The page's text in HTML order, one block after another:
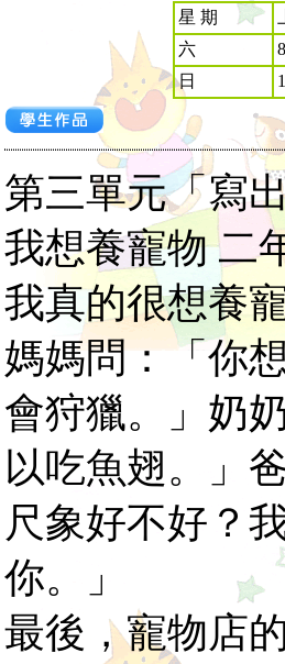
星 期
六
日
第三單元「寫
我想養寵物 二
我真的很想養
媽媽問：「你
會狩獵。」奶
以吃魚翅。」
尺象好不好？
你。」
最後，寵物店